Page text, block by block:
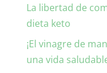
La libertad de
dieta keto
¡El vinagre de
una vida